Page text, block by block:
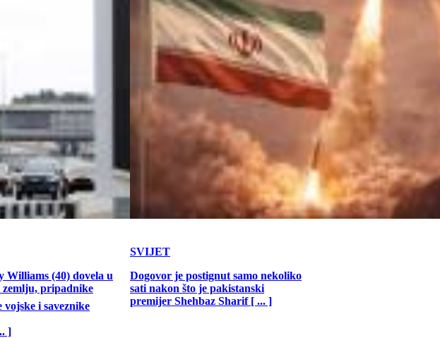
Williams (40) dovela u
zemlju, pripadnike
vojske i saveznike
]
SVIJET
Dogovor je postignut samo nekoliko
sati nakon što je pakistanski
premijer Shehbaz Sharif [ ... ]